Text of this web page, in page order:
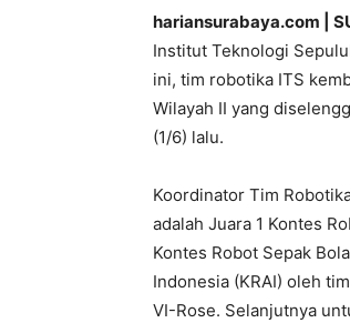
hariansurabaya.com |
Institut Teknologi
ini, tim robotika ITS
Wilayah II yang
(1/6) lalu.
Koordinator Tim
adalah Juara 1 Kontes
Kontes Robot Sepak
Indonesia (KRAI) oleh
VI-Rose. Selanjutnya